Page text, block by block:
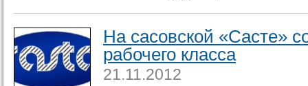
На сасовской «Састе»
рабочего класса
21.11.2012